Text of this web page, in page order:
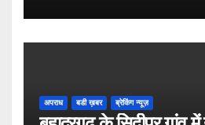
अपराध बडी ख़बर ब्रेकिंग न्यूज़